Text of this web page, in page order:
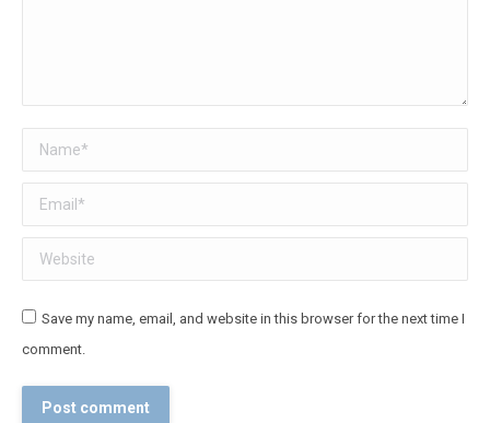
Name *
Email *
Website
Save my name, email, and website in this browser for the next time I
comment.
Post comment